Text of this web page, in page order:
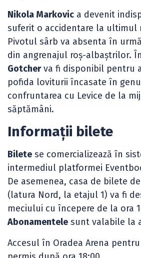
Nikola Markovic a devenit
suferit o accidentare la ultimul
Pivotul sârb va absenta în
din angrenajul roș-albaștrilor.
Gotcherva fi disponibil pentru
pofida loviturii încasate în
confruntarea cu Levice de la
săptămâni.
Informații bilete
Bilete se comercializează în
intermediul platformei
De asemenea, casa de bilete
(latura Nord, la etajul 1) va fi
meciului cu începere de la ora
Abonamentele sunt valabile la
Accesul în Oradea Arena